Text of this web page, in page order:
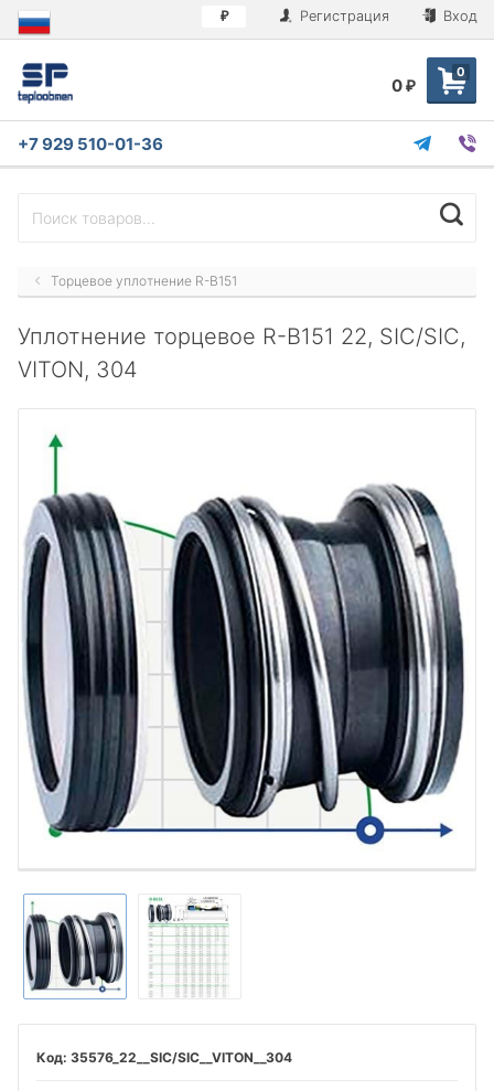
₽ Регистрация Вход
0
0 ₽
+7 929 510-01-36
Торцевое уплотнение R-B151
Уплотнение торцевое R-B151 22, SIC/SIC,
VITON, 304
35576_22__SIC/SIC__VITON__304